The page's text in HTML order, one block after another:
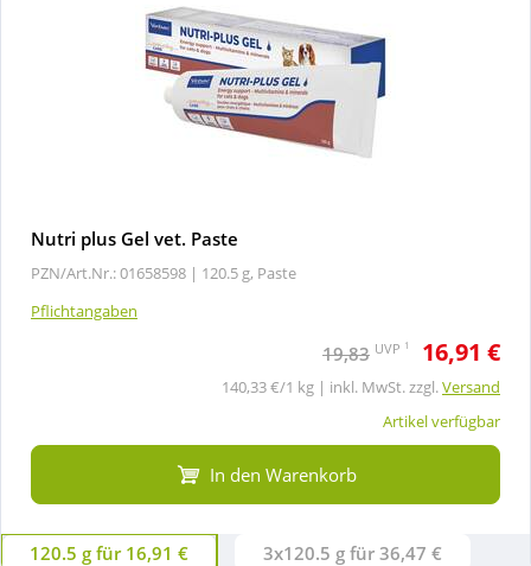
Nutri plus Gel vet. Paste
PZN/Art.Nr.: 01658598 | 120.5 g, Paste
Pflichtangaben
19,83 UVP 1 16,91 €
140,33 €/1 kg | inkl. MwSt. zzgl.Versand
Artikel verfügbar
In den Warenkorb
120.5 g für 16,91 € 3x120.5 g für 36,47 €